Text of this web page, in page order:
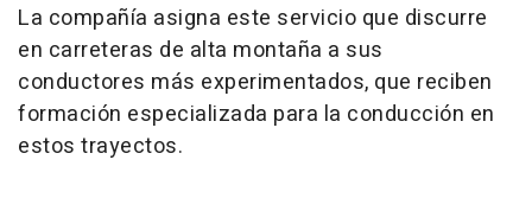
La compañía asigna este servicio que discurre
en carreteras de alta montaña a sus
conductores más experimentados, que reciben
formación especializada para la conducción en
estos trayectos.